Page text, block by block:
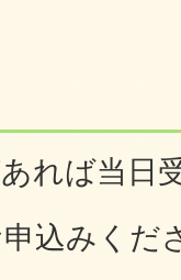
れば当日
込みくだ